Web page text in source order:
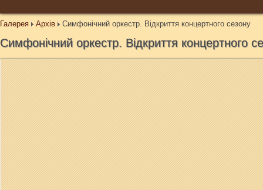
Галерея Архів Симфонічний оркестр. Відкриття концертного сезону
Симфонічний оркестр. Відкриття концертного